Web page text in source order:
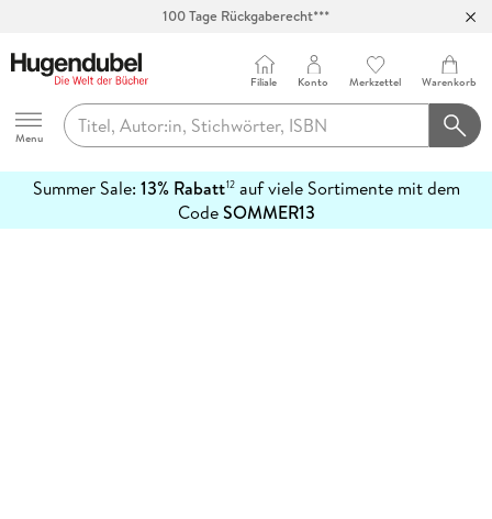
100 Tage Rückgaberecht***
Hugendubel
Menu
Filiale Konto Merkzettel Warenkorb
Summer Sale: 13% Rabatt12auf viele Sortimente mit dem
CodeSOMMER13
erfahren